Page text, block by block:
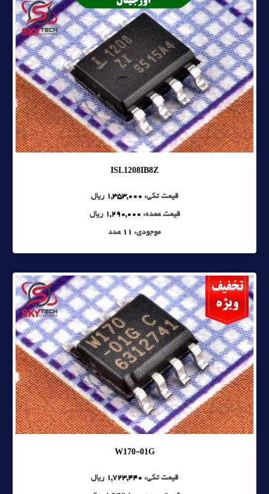
ISL1208IB8Z
قیمت تکی: 1,353,000 ریال
قیمت عمده: 1,290,000 ریال
موجودی: 11 عدد
W170-01G
قیمت تکی: 1,723,440 ریال